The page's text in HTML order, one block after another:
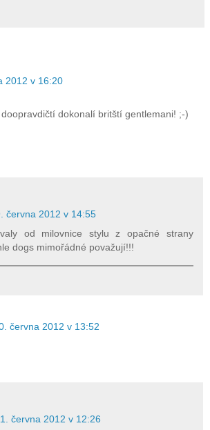
2012 v 16:20
dokonalí britští gentlemani! ;-)
června 2012 v 14:55
od milovnice stylu z opačné strany
dogs mimořádné považují!!!
června 2012 v 13:52
června 2012 v 12:26